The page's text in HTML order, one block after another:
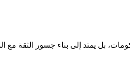
بل يمتد إلى بناء جسور الثقة مع